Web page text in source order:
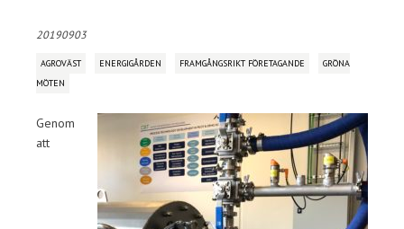
20190903
AGROVÄST ENERGIGÅRDEN FRAMGÅNGSRIKT FÖRETAGANDE
GRÖNA
MÖTEN
Genom
att